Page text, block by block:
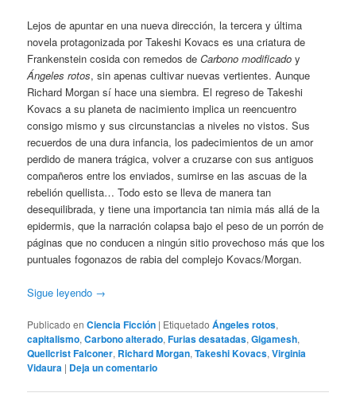
Lejos de apuntar en una nueva dirección, la tercera y última
novela protagonizada por Takeshi Kovacs es una criatura de
Frankenstein cosida con remedos deCarbono modificado y
Ángeles rotos, sin apenas cultivar nuevas vertientes. Aunque
Richard Morgan sí hace una siembra. El regreso de Takeshi
Kovacs a su planeta de nacimiento implica un reencuentro
consigo mismo y sus circunstancias a niveles no vistos. Sus
recuerdos de una dura infancia, los padecimientos de un amor
perdido de manera trágica, volver a cruzarse con sus antiguos
compañeros entre los enviados, sumirse en las ascuas de la
rebelión quellista… Todo esto se lleva de manera tan
desequilibrada, y tiene una importancia tan nimia más allá de la
epidermis, que la narración colapsa bajo el peso de un porrón de
páginas que no conducen a ningún sitio provechoso más que los
puntuales fogonazos de rabia del complejo Kovacs/Morgan.
Sigue leyendo →
Publicado en Ciencia Ficción | Etiquetado Ángeles rotos,
capitalismo,Carbono alterado,Furias desatadas,Gigamesh,
Quellcrist Falconer, Richard Morgan,Takeshi Kovacs,Virginia
Vidaura | Deja un comentario